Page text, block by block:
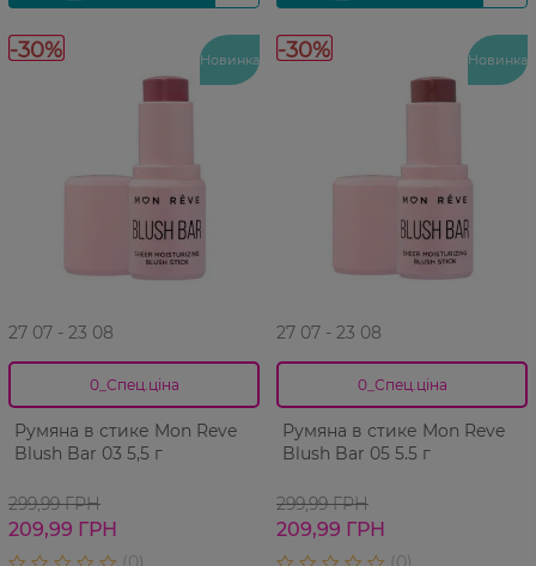
-30% Новинка
27 07 - 23 08
0_Спец.ціна
Румяна в стике Mon Reve
Blush Bar 03 5,5 г
299,99 ГРН
209,99 ГРН
-30% Новинка
27 07 - 23 08
0_Спец.ціна
Румяна в стике Mon Reve
Blush Bar 05 5.5 г
299,99 ГРН
209,99 ГРН